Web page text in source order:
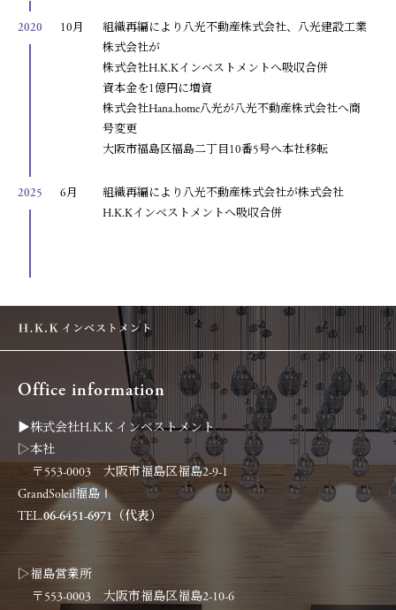
2020 10月
組織再編により八光不動産株式会社、八光建設工業
株式会社が
株式会社H.K.Kインベストメントへ吸収合併
資本金を1億円に増資
株式会社Hana.home八光が八光不動産株式会社へ商
号変更
大阪市福島区福島二丁目10番5号へ本社移転
2025 6月
組織再編により八光不動産株式会社が株式会社
H.K.Kインベストメントへ吸収合併
Office information
▶︎株式会社H.K.K インベストメント
▷本社
〒553-0003 大阪市福島区福島2-9-1
GrandSoleil福島Ⅰ
TEL.06-6451-6971（代表）
▷福島営業所
〒553-0003 大阪市福島区福島2-10-6